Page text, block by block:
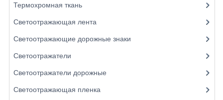
Термохромная ткань
Светоотражающая лента
Светоотражающие дорожные знаки
Светоотражатели
Светоотражатели дорожные
Светоотражающая пленка